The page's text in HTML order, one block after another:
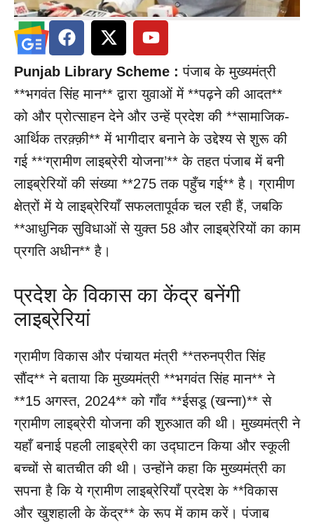
Punjab Library Scheme : पंजाब के मुख्यमंत्री
**भगवंत सिंह मान** द्वारा युवाओं में **पढ़ने की आदत**
को और प्रोत्साहन देने और उन्हें प्रदेश की **सामाजिक-
आर्थिक तरक़्क़ी** में भागीदार बनाने के उद्देश्य से शुरू की
गई **‘ग्रामीण लाइब्रेरी योजना’** के तहत पंजाब में बनी
लाइब्रेरियों की संख्या **275 तक पहुँच गई** है। ग्रामीण
क्षेत्रों में ये लाइब्रेरियाँ सफलतापूर्वक चल रही हैं, जबकि
**आधुनिक सुविधाओं से युक्त 58 और लाइब्रेरियों का काम
प्रगति अधीन** है।
प्रदेश के विकास का केंद्र बनेंगी
लाइब्रेरियां
ग्रामीण विकास और पंचायत मंत्री **तरुनप्रीत सिंह
सौंद** ने बताया कि मुख्यमंत्री **भगवंत सिंह मान** ने
**15 अगस्त, 2024** को गाँव **ईसडू (खन्ना)** से
ग्रामीण लाइब्रेरी योजना की शुरुआत की थी। मुख्यमंत्री ने
यहाँ बनाई पहली लाइब्रेरी का उद्घाटन किया और स्कूली
बच्चों से बातचीत की थी। उन्होंने कहा कि मुख्यमंत्री का
सपना है कि ये ग्रामीण लाइब्रेरियाँ प्रदेश के **विकास
और खुशहाली के केंद्र** के रूप में काम करें। पंजाब